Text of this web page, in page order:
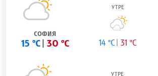
СОФИЯ
15 °C 30 °C
УТРЕ
14 °C 31 °C
УТРЕ